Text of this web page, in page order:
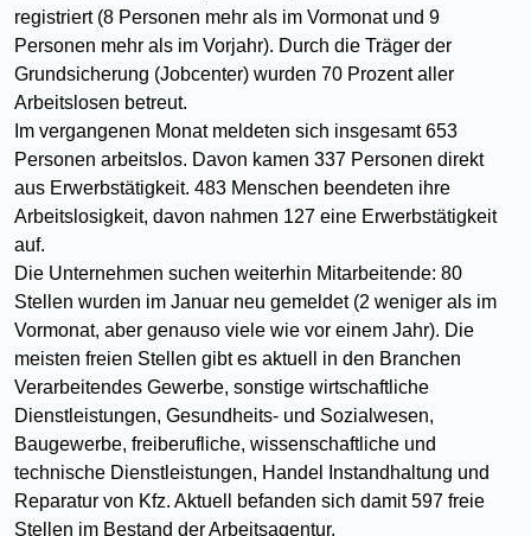
registriert (8 Personen mehr als im Vormonat und 9
Personen mehr als im Vorjahr). Durch die Träger der
Grundsicherung (Jobcenter) wurden 70 Prozent aller
Arbeitslosen betreut.
Im vergangenen Monat meldeten sich insgesamt 653
Personen arbeitslos. Davon kamen 337 Personen direkt
aus Erwerbstätigkeit. 483 Menschen beendeten ihre
Arbeitslosigkeit, davon nahmen 127 eine Erwerbstätigkeit
auf.
Die Unternehmen suchen weiterhin Mitarbeitende: 80
Stellen wurden im Januar neu gemeldet (2 weniger als im
Vormonat, aber genauso viele wie vor einem Jahr). Die
meisten freien Stellen gibt es aktuell in den Branchen
Verarbeitendes Gewerbe, sonstige wirtschaftliche
Dienstleistungen, Gesundheits- und Sozialwesen,
Baugewerbe, freiberufliche, wissenschaftliche und
technische Dienstleistungen, Handel Instandhaltung und
Reparatur von Kfz. Aktuell befanden sich damit 597 freie
Stellen im Bestand der Arbeitsagentur.